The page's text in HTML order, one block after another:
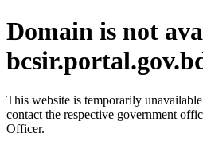
Domain is not
This website is temporarily
contact the respective government
Officer.